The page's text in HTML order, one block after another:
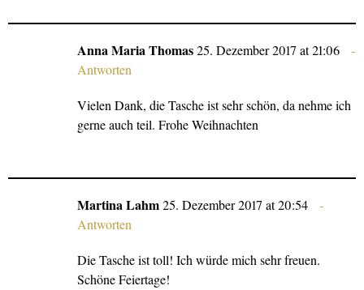
Anna Maria Thomas25. Dezember 2017 at 21:06
Antworten
Vielen Dank, die Tasche ist sehr schön, da nehme ich
gerne auch teil. Frohe Weihnachten
Martina Lahm25. Dezember 2017 at 20:54
Antworten
Die Tasche ist toll! Ich würde mich sehr freuen.
Schöne Feiertage!